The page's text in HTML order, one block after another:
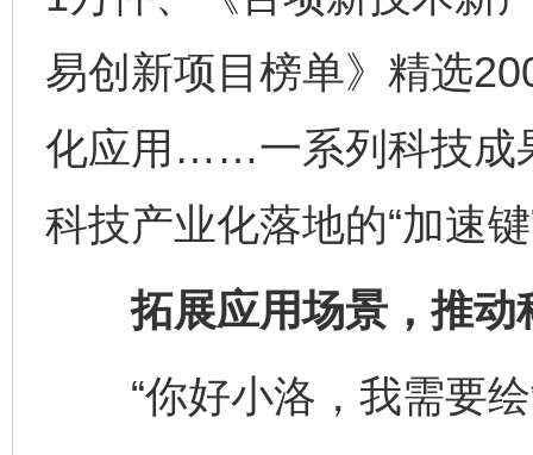
易创新项目榜单》精选
化应用……一系列科技成
科技产业化落地的“加速
拓展应用场景，推动
“你好小洛，我需要绘